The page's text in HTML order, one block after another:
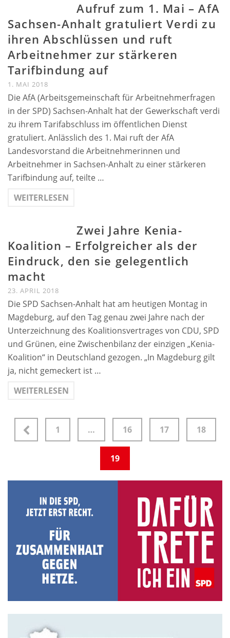
Aufruf zum 1. Mai – AfA
Sachsen-Anhalt gratuliert Verdi zu
ihren Abschlüssen und ruft
Arbeitnehmer zur stärkeren
Tarifbindung auf
1. MAI 2018
Die AfA (Arbeitsgemeinschaft für Arbeitnehmerfragen
in der SPD) Sachsen-Anhalt hat der Gewerkschaft verdi
zu ihrem Tarifabschluss im öffentlichen Dienst
gratuliert. Anlässlich des 1. Mai ruft der AfA
Landesvorstand die Arbeitnehmerinnen und
Arbeitnehmer in Sachsen-Anhalt zu einer stärkeren
Tarifbindung auf, teilte …
WEITERLESEN
Zwei Jahre Kenia-
Koalition – Erfolgreicher als der
Eindruck, den sie gelegentlich
macht
23. APRIL 2018
Die SPD Sachsen-Anhalt hat am heutigen Montag in
Magdeburg, auf den Tag genau zwei Jahre nach der
Unterzeichnung des Koalitionsvertrages von CDU, SPD
und Grünen, eine Zwischenbilanz der einzigen „Kenia-
Koalition“ in Deutschland gezogen. „In Magdeburg gilt
ja, nicht gemeckert ist …
WEITERLESEN
1 … 16 17 18
19